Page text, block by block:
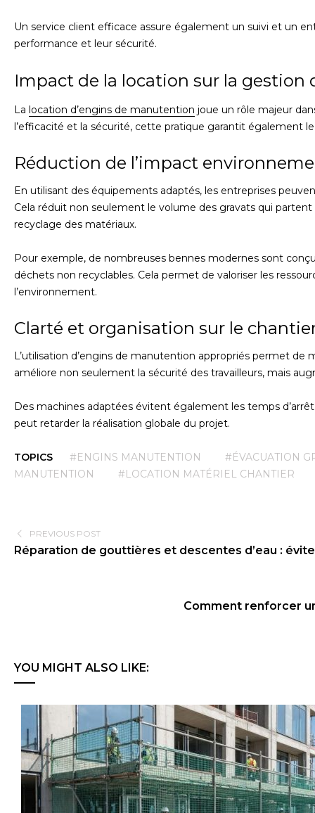
Un service client efficace assure également un suivi et un
performance et leur sécurité.
Impact de la location sur la gestion
La location d’engins de manutention joue un rôle majeur
l’efficacité et la sécurité, cette pratique garantit également
Réduction de l’impact
En utilisant des équipements adaptés, les entreprises
Cela réduit non seulement le volume des gravats qui
recyclage des matériaux.
Pour exemple, de nombreuses bennes modernes sont
déchets non recyclables. Cela permet de valoriser les
l’environnement.
Clarté et organisation sur le
L’utilisation d’engins de manutention appropriés permet
améliore non seulement la sécurité des travailleurs, mais
Des machines adaptées évitent également les temps
peut retarder la réalisation globale du projet.
TOPICS #ENGINS MANUTENTION
#ÉVACUATION
MANUTENTION
#LOCATION MATÉRIEL CHANTIER
PREVIOUS POST
Réparation de gouttières et descentes d’eau :
Comment renforcer
YOU MIGHT ALSO LIKE: